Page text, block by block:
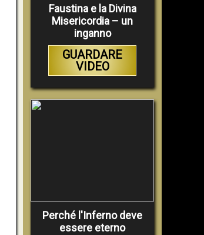
Faustina e la Divina
Misericordia – un
inganno
GUARDARE
VIDEO
Perché l'Inferno deve
essere eterno